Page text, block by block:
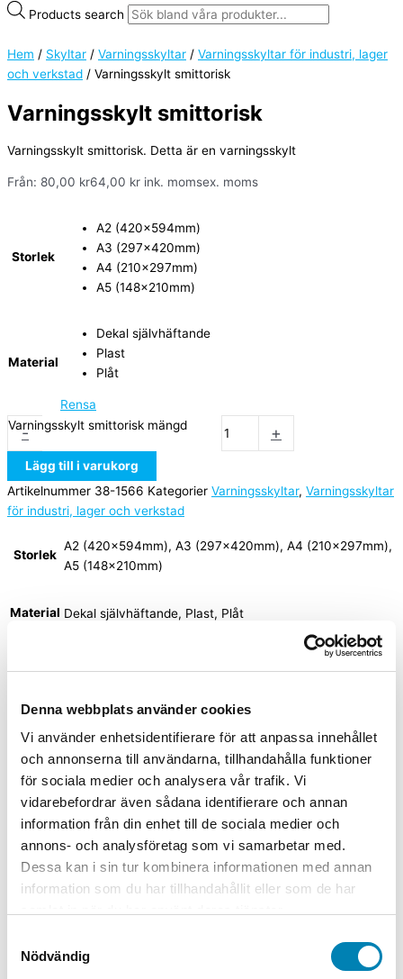
Denna webbplats använder cookies
Vi använder enhetsidentifierare för att anpassa innehållet
och annonserna till användarna, tillhandahålla funktioner
för sociala medier och analysera vår trafik. Vi
vidarebefordrar även sådana identifierare och annan
information från din enhet till de sociala medier och
annons- och analysföretag som vi samarbetar med.
Dessa kan i sin tur kombinera informationen med annan
information som du har tillhandahållit eller som de har
Nödvändig
Products search
Hem / Skyltar / Varningsskyltar / Varningsskyltar för industri, lager
och verkstad / Varningsskylt smittorisk
Varningsskylt smittorisk
Varningsskylt smittorisk. Detta är en varningsskylt
Från: 80,00 kr64,00 kr ink. momsex. moms
Storlek
A2 (420x594mm)
A3 (297x420mm)
A4 (210x297mm)
A5 (148x210mm)
Material
Dekal självhäftande
Plast
Plåt
Rensa
-
Varningsskylt smittorisk mängd +
Lägg till i varukorg
Artikelnummer 38-1566 Kategorier Varningsskyltar, Varningsskyltar
för industri, lager och verkstad
Storlek
A2 (420x594mm), A3 (297x420mm), A4 (210x297mm),
A5 (148x210mm)
Material Dekal självhäftande, Plast, Plåt
Arbetsmiljöskyltar
Varningsskylt Högspänning arbeta
ej under spänning
Från:45,00kr36,00kr ink. momsex. moms
Välj
alternativ
Den här produkten har flera varianter. De
olika alternativen kan väljas på produktsidan
Varningsskylt Kabel för starkström